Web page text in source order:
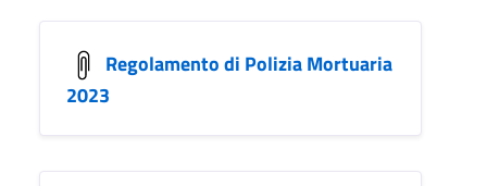
Regolamento di Polizia Mortuaria
2023